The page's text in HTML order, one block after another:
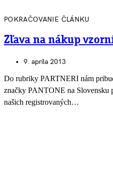
POKRAČOVANIE ČLÁNKU
Zľava na nákup
9. apríla 2013
Do rubriky PARTNERI nám
značky PANTONE na Slovensku
našich registrovaných…